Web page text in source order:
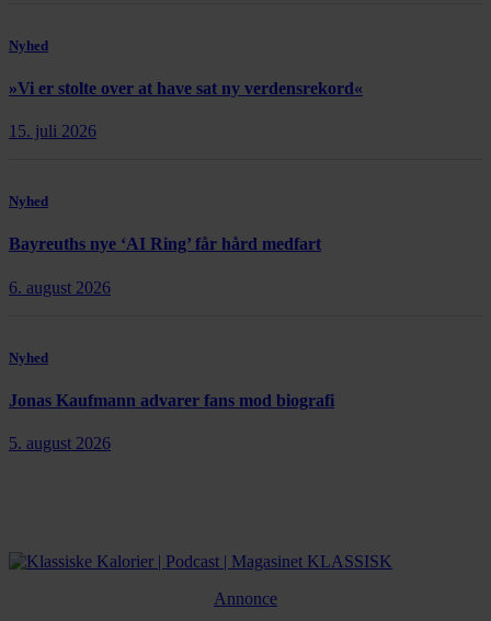
Nyhed
»Vi er stolte over at have sat ny verdensrekord«
15. juli 2026
Nyhed
Bayreuths nye ‘AI Ring’ får hård medfart
6. august 2026
Nyhed
Jonas Kaufmann advarer fans mod biografi
5. august 2026
Annonce